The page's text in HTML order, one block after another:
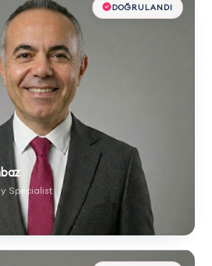
DOĞRULANDI
Specialist